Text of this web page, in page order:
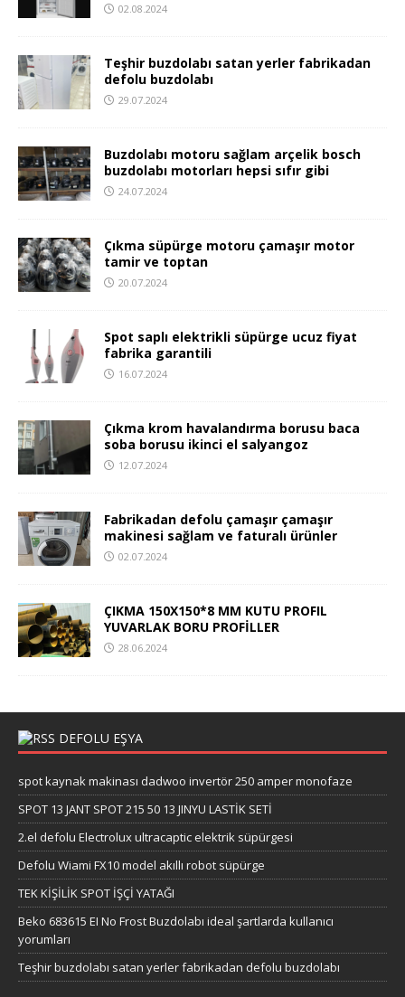
02.08.2024
Teşhir buzdolabı satan yerler fabrikadan
defolu buzdolabı
29.07.2024
Buzdolabı motoru sağlam arçelik bosch
buzdolabı motorları hepsi sıfır gibi
24.07.2024
Çıkma süpürge motoru çamaşır motor
tamir ve toptan
20.07.2024
Spot saplı elektrikli süpürge ucuz fiyat
fabrika garantili
16.07.2024
Çıkma krom havalandırma borusu baca
soba borusu ikinci el salyangoz
12.07.2024
Fabrikadan defolu çamaşır çamaşır
makinesi sağlam ve faturalı ürünler
02.07.2024
ÇIKMA 150X150*8 MM KUTU PROFIL
YUVARLAK BORU PROFİLLER
28.06.2024
DEFOLU EŞYA
spot kaynak makinası dadwoo invertör 250 amper monofaze
SPOT 13 JANT SPOT 215 50 13 JINYU LASTİK SETİ
2.el defolu Electrolux ultracaptic elektrik süpürgesi
Defolu Wiami FX10 model akıllı robot süpürge
TEK KİŞİLİK SPOT İŞÇİ YATAĞI
Beko 683615 EI No Frost Buzdolabı ideal şartlarda kullanıcı
yorumları
Teşhir buzdolabı satan yerler fabrikadan defolu buzdolabı